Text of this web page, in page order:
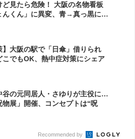
ど見たら危険！ 大阪の名物看板
んくん」に異変、青→真っ黒に…
】大阪の駅で「日傘」借りられ
こでもOK、熱中症対策にシェア
谷の元同居人・さゆりが主役に…
物展」開催、コンセプトは“呪
Recommended by